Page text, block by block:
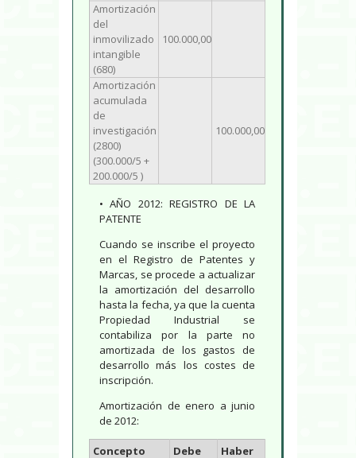
Amortización
del
inmovilizado
intangible
(680)
100.000,00
Amortización
acumulada
de
investigación
(2800)
(300.000/5 +
200.000/5 )
100.000,00
• AÑO 2012: REGISTRO DE LA
PATENTE
Cuando se inscribe el proyecto
en el Registro de Patentes y
Marcas, se procede a actualizar
la amortización del desarrollo
hasta la fecha, ya que la cuenta
Propiedad Industrial se
contabiliza por la parte no
amortizada de los gastos de
desarrollo más los costes de
inscripción.
Amortización de enero a junio
de 2012:
Concepto Debe Haber